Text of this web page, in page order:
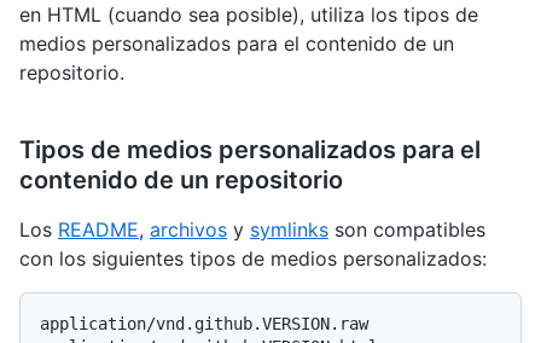
en HTML (cuando sea posible), utiliza los tipos de
medios personalizados para el contenido de un
repositorio.
Tipos de medios personalizados para el
contenido de un repositorio
Los README, archivos y symlinks son compatibles
con los siguientes tipos de medios personalizados:
application/vnd.github.VERSION.raw